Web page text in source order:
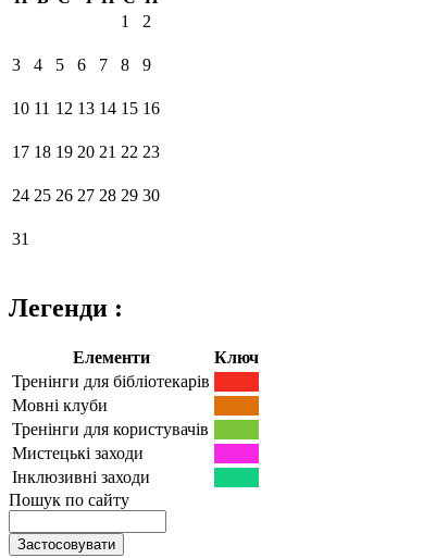
1
2
3 4 5 6 7 8 9
10 11 12 13 14 15 16
17 18 19 20 21 22 23
24 25 26 27 28 29 30
31
Легенди :
Елементи
Ключ
Тренінги для бібліотекарів
Мовні клуби
Тренінги для користувачів
Мистецькі заходи
Інклюзивні заходи
Пошук по сайту